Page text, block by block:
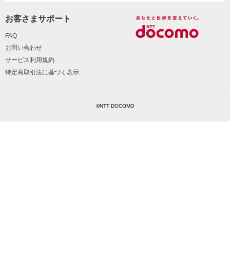
お客さまサポート
FAQ
お問い合わせ
サービス利用規約
特定商取引法に基づく表示
©NTT DOCOMO